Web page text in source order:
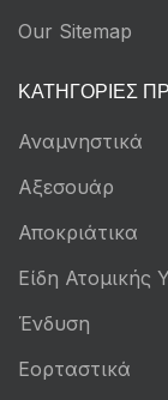
Our Sitemap
ΚΑΤΗΓΟΡΊΕΣ
Αναμνηστικά
Αξεσουάρ
Αποκριάτικα
Είδη Ατομικής
Ένδυση
Εορταστικά